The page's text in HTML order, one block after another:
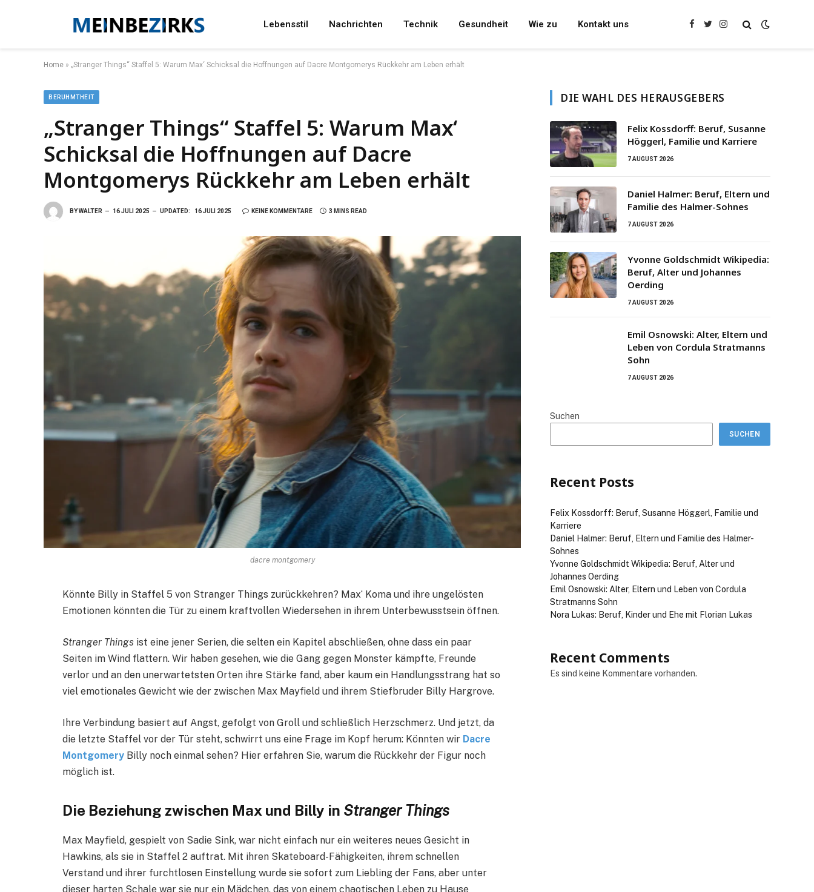
Lebensstil Nachrichten Technik Gesundheit Wie zu Kontakt uns Facebook
TwitterInstagram
Home » „Stranger Things“ Staffel 5: Warum Max‘ Schicksal die Hoffnungen auf Dacre Montgomerys Rückkehr am Leben erhält
BERUHMTHEIT
„Stranger Things“ Staffel 5: Warum Max‘
Schicksal die Hoffnungen auf Dacre
Montgomerys Rückkehr am Leben erhält
BYWALTER 16 JULI 2025 UPDATED: 16 JULI 2025 KEINE KOMMENTARE 3 MINS READ
dacre montgomery
Könnte Billy in Staffel 5 von Stranger Things zurückkehren? Max‘ Koma und ihre ungelösten
Emotionen könnten die Tür zu einem kraftvollen Wiedersehen in ihrem Unterbewusstsein öffnen.
Stranger Things ist eine jener Serien, die selten ein Kapitel abschließen, ohne dass ein paar
Seiten im Wind flattern. Wir haben gesehen, wie die Gang gegen Monster kämpfte, Freunde
verlor und an den unerwartetsten Orten ihre Stärke fand, aber kaum ein Handlungsstrang hat so
viel emotionales Gewicht wie der zwischen Max Mayfield und ihrem Stiefbruder Billy Hargrove.
Ihre Verbindung basiert auf Angst, gefolgt von Groll und schließlich Herzschmerz. Und jetzt, da
die letzte Staffel vor der Tür steht, schwirrt uns eine Frage im Kopf herum: Könnten wir Dacre
Montgomery Billy noch einmal sehen? Hier erfahren Sie, warum die Rückkehr der Figur noch
möglich ist.
Die Beziehung zwischen Max und Billy in Stranger Things
Max Mayfield, gespielt von Sadie Sink, war nicht einfach nur ein weiteres neues Gesicht in
Hawkins, als sie in Staffel 2 auftrat. Mit ihren Skateboard-Fähigkeiten, ihrem schnellen
Verstand und ihrer furchtlosen Einstellung wurde sie sofort zum Liebling der Fans, aber unter
dieser harten Schale war sie nur ein Mädchen, das von einem chaotischen Leben zu Hause
DIE WAHL DES HERAUSGEBERS
Felix Kossdorff: Beruf, Susanne
Höggerl, Familie und Karriere
7 AUGUST 2026
Daniel Halmer: Beruf, Eltern und
Familie des Halmer-Sohnes
7 AUGUST 2026
Yvonne Goldschmidt Wikipedia:
Beruf, Alter und Johannes
Oerding
7 AUGUST 2026
Emil Osnowski: Alter, Eltern und
Leben von Cordula Stratmanns
Sohn
7 AUGUST 2026
Suchen
SUCHEN
Recent Posts
Felix Kossdorff: Beruf, Susanne Höggerl, Familie und
Karriere
Daniel Halmer: Beruf, Eltern und Familie des Halmer-
Sohnes
Yvonne Goldschmidt Wikipedia: Beruf, Alter und
Johannes Oerding
Emil Osnowski: Alter, Eltern und Leben von Cordula
Stratmanns Sohn
Nora Lukas: Beruf, Kinder und Ehe mit Florian Lukas
Recent Comments
Es sind keine Kommentare vorhanden.